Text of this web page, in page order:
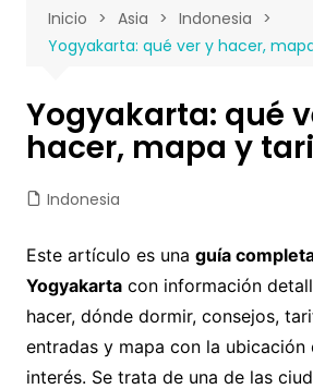
Inicio Asia
Indonesia
Yogyakarta: qué ver y hacer,
Yogyakarta: qué
hacer, mapa y
Indonesia
Este artículo es una guía
Yogyakartacon información
hacer, dónde dormir, consejos,
entradas y mapa con la ubicación
interés. Se trata de una de las